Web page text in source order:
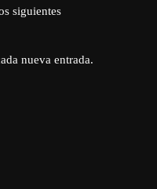
siguientes
nueva entrada.